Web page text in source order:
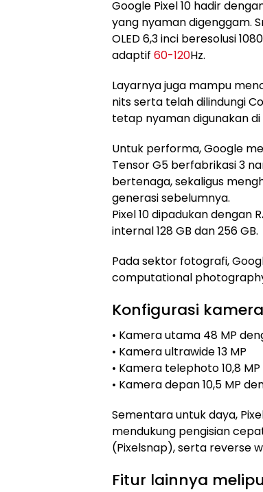
Google Pixel 10 hadir
yang nyaman digenggam.
OLED 6,3 inci beresolusi
adaptif 60-120Hz.
Layarnya juga mampu
nits serta telah dilindungi
tetap nyaman digunakan di
Untuk performa, Google
Tensor G5 berfabrikasi 3
bertenaga, sekaligus
generasi sebelumnya.
Pixel 10 dipadukan dengan
internal 128 GB dan 256 GB.
Pada sektor fotografi,
computational
Konfigurasi
• Kamera utama 48 MP
• Kamera ultrawide 13 MP
• Kamera telephoto 10,8
• Kamera depan 10,5 MP
Sementara untuk daya,
mendukung pengisian
(Pixelsnap), serta reverse
Fitur lainnya